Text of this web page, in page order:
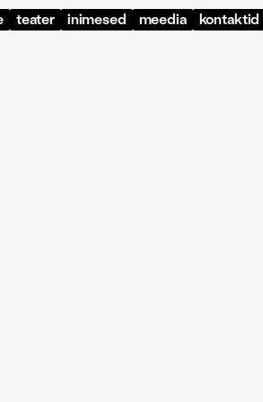
teater inimesed meedia kontaktid